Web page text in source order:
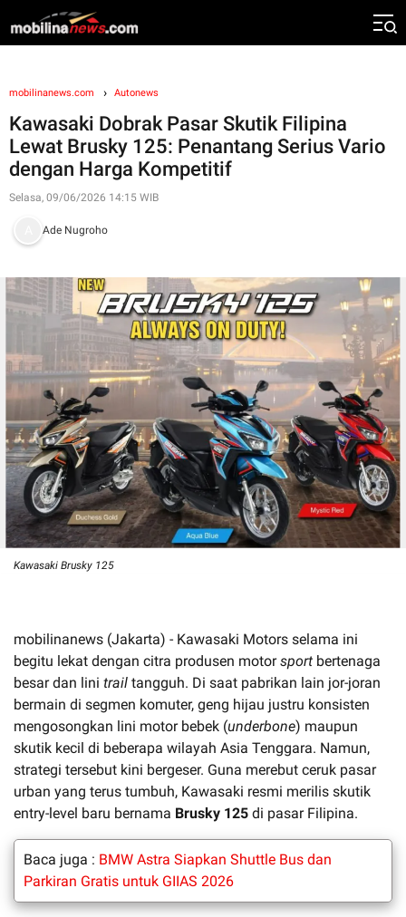
mobilinanews.com Autonews
Kawasaki Dobrak Pasar Skutik Filipina
Lewat Brusky 125: Penantang Serius Vario
dengan Harga Kompetitif
Selasa, 09/06/2026 14:15 WIB
Ade Nugroho
Kawasaki Brusky 125
mobilinanews (Jakarta) - Kawasaki Motors selama ini
begitu lekat dengan citra produsen motorsport bertenaga
besar dan lini trail tangguh. Di saat pabrikan lain jor-joran
bermain di segmen komuter, geng hijau justru konsisten
mengosongkan lini motor bebek (underbone) maupun
skutik kecil di beberapa wilayah Asia Tenggara. Namun,
strategi tersebut kini bergeser. Guna merebut ceruk pasar
urban yang terus tumbuh, Kawasaki resmi merilis skutik
entry-level baru bernama Brusky 125 di pasar Filipina.
Baca juga : BMW Astra Siapkan Shuttle Bus dan
Parkiran Gratis untuk GIIAS 2026